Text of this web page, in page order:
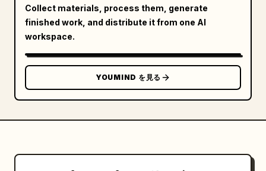
Collect materials, process them, generate
finished work, and distribute it from one AI
workspace.
YOUMIND を見る